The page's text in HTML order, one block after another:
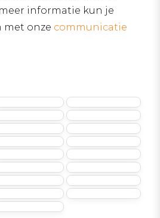
informatie kun je
met onze communicatie